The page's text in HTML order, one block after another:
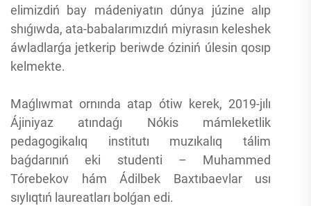
elimizdiń bay mádeniyatın dúnya júzine alıp
shıǵıwda, ata-babalarımızdıń miyrasın keleshek
áwladlarǵa jetkerip beriwde óziniń úlesin qosıp
kelmekte.
Maǵlıwmat ornında atap ótiw kerek, 2019-jılı
Ájiniyaz atındaǵı Nókis mámleketlik
pedagogikalıq institutı muzıkalıq tálim
baǵdarınıń eki studenti – Muhammed
Tórebekov hám Ádilbek Baxtıbaevlar usı
sıylıqtıń laureatları bolǵan edi.